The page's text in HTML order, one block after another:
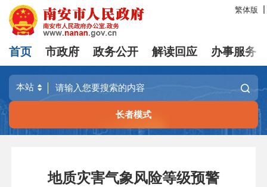
繁体版
首页 市政府 政务公开 解读回应 办事服务
长者模式
地质灾害气象风险等级预警